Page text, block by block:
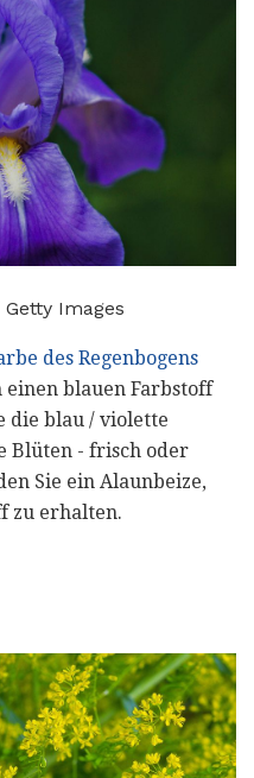
Images
des Regenbogens
einen blauen Farbstoff
die blau / violette
Blüten - frisch oder
Sie ein Alaunbeize,
zu erhalten.